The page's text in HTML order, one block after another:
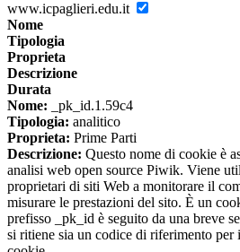
www.icpaglieri.edu.it
Nome
Tipologia
Proprieta
Descrizione
Durata
Nome: _pk_id.1.59c4
Tipologia: analitico
Proprieta: Prime Parti
Descrizione: Questo nome di cookie è
analisi web open source Piwik. Viene
proprietari di siti Web a monitorare il
misurare le prestazioni del sito. È un
prefisso _pk_id è seguito da una breve
si ritiene sia un codice di riferimento